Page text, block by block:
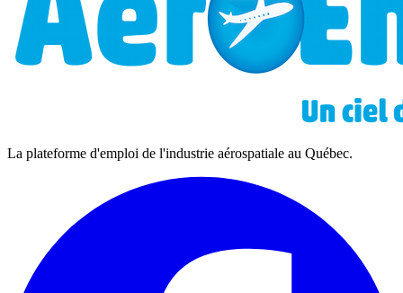
La plateforme d'emploi de l'industrie aérospatiale au Québec.